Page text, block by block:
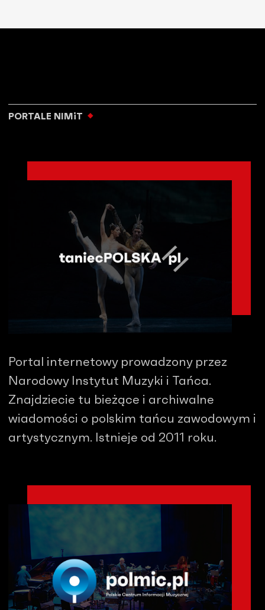
PORTALE NIMiT
Portal internetowy prowadzony przez
Narodowy Instytut Muzyki i Tańca.
Znajdziecie tu bieżące i archiwalne
wiadomości o polskim tańcu zawodowym i
artystycznym. Istnieje od 2011 roku.